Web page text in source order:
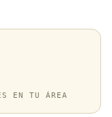
EN TU ÁREA